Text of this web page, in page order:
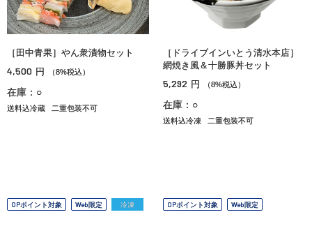
［田中青果］やん衆漬物セット
4,500 円 （8%税込）
在庫：○
送料込冷蔵 二重包装不可
［ドライブインいとう清水本店］
網焼き風＆十勝豚丼セット
5,292 円 （8%税込）
在庫：○
送料込冷凍 二重包装不可
OPポイント対象 Web限定 冷凍 OPポイント対象 Web限定